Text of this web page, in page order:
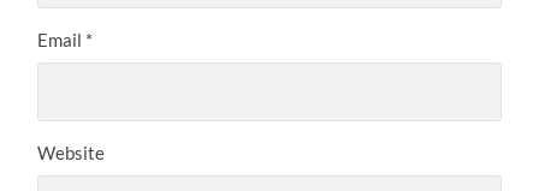
Email *
Website